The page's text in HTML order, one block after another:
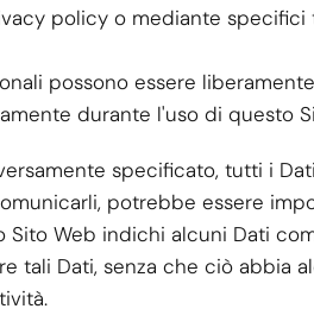
policy o mediante
possono essere
durante l'uso di questo
specificato, tutti i
potrebbe essere
Sito Web indichi alcuni Dati
tali Dati, senza che ciò abbia